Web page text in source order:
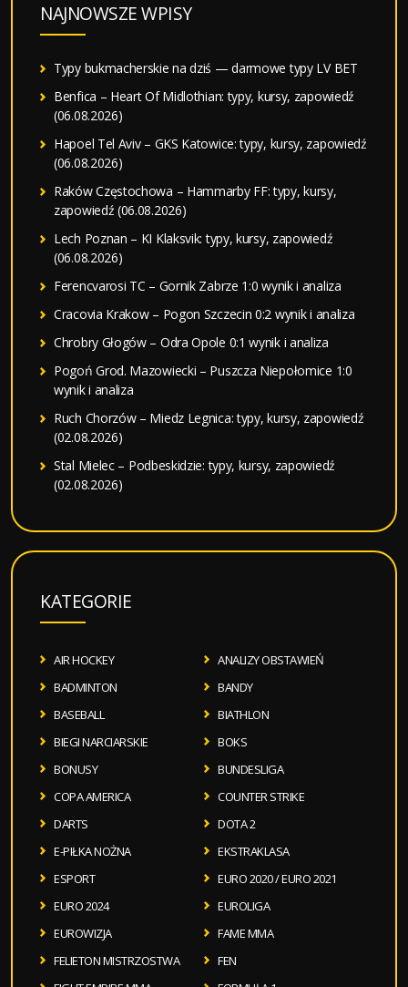
NAJNOWSZE WPISY
Typy bukmacherskie na dziś — darmowe typy LV BET
Benfica – Heart Of Midlothian: typy, kursy, zapowiedź
(06.08.2026)
Hapoel Tel Aviv – GKS Katowice: typy, kursy, zapowiedź
(06.08.2026)
Raków Częstochowa – Hammarby FF: typy, kursy,
zapowiedź (06.08.2026)
Lech Poznan – KI Klaksvik: typy, kursy, zapowiedź
(06.08.2026)
Ferencvarosi TC – Gornik Zabrze 1:0 wynik i analiza
Cracovia Krakow – Pogon Szczecin 0:2 wynik i analiza
Chrobry Głogów – Odra Opole 0:1 wynik i analiza
Pogoń Grod. Mazowiecki – Puszcza Niepołomice 1:0
wynik i analiza
Ruch Chorzów – Miedz Legnica: typy, kursy, zapowiedź
(02.08.2026)
Stal Mielec – Podbeskidzie: typy, kursy, zapowiedź
(02.08.2026)
KATEGORIE
AIR HOCKEY
ANALIZY OBSTAWIEŃ
BADMINTON
BANDY
BASEBALL
BIATHLON
BIEGI NARCIARSKIE
BOKS
BONUSY
BUNDESLIGA
COPA AMERICA
COUNTER STRIKE
DARTS
DOTA 2
E-PIŁKA NOŻNA
EKSTRAKLASA
ESPORT
EURO 2020 / EURO 2021
EURO 2024
EUROLIGA
EUROWIZJA
FAME MMA
FELIETON MISTRZOSTWA
FEN